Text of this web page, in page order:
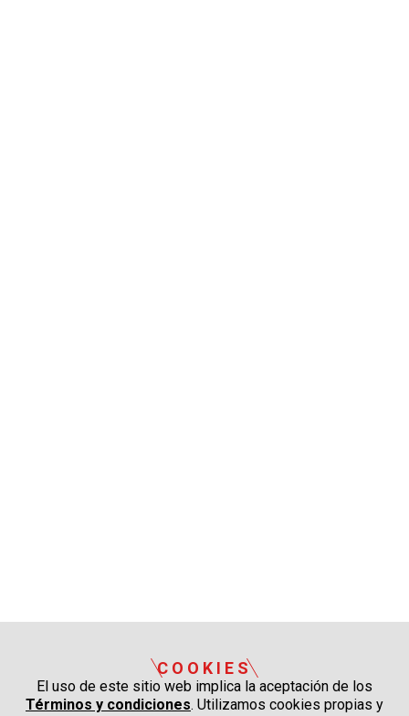
COOKIES
El uso de este sitio web implica la aceptación de los
Términos y condiciones. Utilizamos cookies propias y